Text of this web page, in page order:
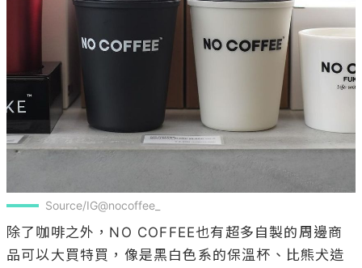
Source/IG@nocoffee_
除了咖啡之外，NO COFFEE也有超多自製的周邊商
品可以大買特買，像是黑白色系的保溫杯、比熊犬造